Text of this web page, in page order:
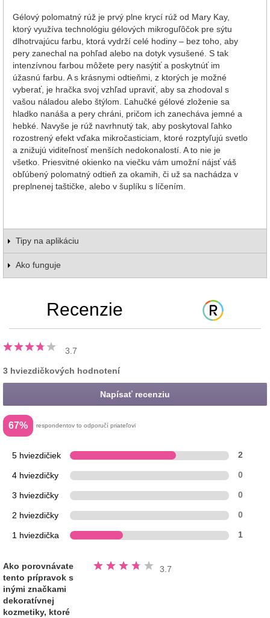
Gélový polomatný rúž je prvý plne krycí rúž od Mary Kay,
ktorý využíva technológiu gélových mikroguľôčok pre sýtu
dlhotrvajúcu farbu, ktorá vydrží celé hodiny – bez toho, aby
pery zanechal na pohľad alebo na dotyk vysušené. S tak
intenzívnou farbou môžete pery nasýtiť a poskytnúť im
úžasnú farbu. A s krásnymi odtieňmi, z ktorých je možné
vyberať, je hračka svoj vzhľad upraviť, aby sa zhodoval s
vašou náladou alebo štýlom. Ľahučké gélové zloženie sa
hladko nanáša a pery chráni, pričom ich zanecháva jemné a
hebké. Navyše je rúž navrhnutý tak, aby poskytoval ľahko
rozostrený efekt vďaka mikročasticiam, ktoré rozptyľujú svetlo
a znižujú viditeľnosť menších nedokonalostí. A to nie je
všetko. Priesvitné okienko na viečku vám umožní nájsť váš
obľúbený polomatný odtieň za okamih, či už sa nachádza v
preplnenej taštičke, alebo v šuplíku s líčením.
Tipy na aplikáciu
Ako funguje
Recenzie
3.7
3 hviezdičkových hodnotení
Napísať recenziu
67% respondentov to odporučí priateľovi
5 hviezdičiek 2
4 hviezdičky 0
3 hviezdičky 0
2 hviezdičky 0
1 hviezdička 1
Ako porovnávate
tento prípravok s
inými značkami
dekoratívnej
kozmetiky, ktoré
3.7
Hodnotené
3.7